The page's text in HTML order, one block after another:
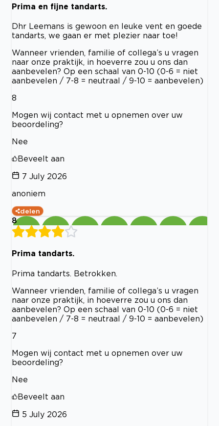
Prima en fijne tandarts.
Dhr Leemans is gewoon en leuke vent en goede
tandarts, we gaan er met plezier naar toe!
Wanneer vrienden, familie of collega’s u vragen
naar onze praktijk, in hoeverre zou u ons dan
aanbevelen? Op een schaal van 0-10 (0-6 = niet
aanbevelen / 7-8 = neutraal / 9-10 = aanbevelen)
8
Mogen wij contact met u opnemen over uw
beoordeling?
Nee
Beveelt aan
7 July 2026
anoniem
delen
8
Prima tandarts.
Prima tandarts. Betrokken.
Wanneer vrienden, familie of collega’s u vragen
naar onze praktijk, in hoeverre zou u ons dan
aanbevelen? Op een schaal van 0-10 (0-6 = niet
aanbevelen / 7-8 = neutraal / 9-10 = aanbevelen)
7
Mogen wij contact met u opnemen over uw
beoordeling?
Nee
Beveelt aan
5 July 2026